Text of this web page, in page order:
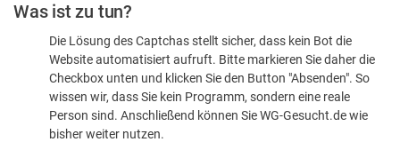
sind
Was ist zu tun?
Die Lösung des Captchas stellt sicher, dass kein Bot die
Website automatisiert aufruft. Bitte markieren Sie daher die
Checkbox unten und klicken Sie den Button "Absenden". So
wissen wir, dass Sie kein Programm, sondern eine reale
Person sind. Anschließend können Sie WG-Gesucht.de wie
bisher weiter nutzen.